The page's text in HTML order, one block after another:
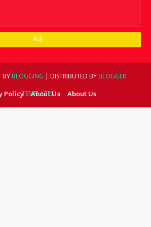
BY BLOGGING | DISTRIBUTED BY BLOGGER
TEMPLATES
Policy About Us About Us